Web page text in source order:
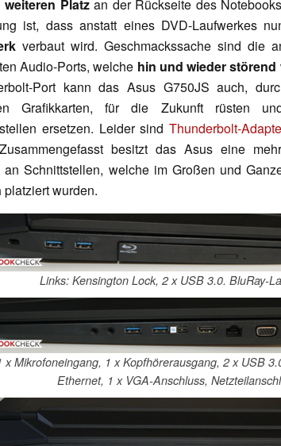
weiteren Platzan der Rückseite des
ist, dass anstatt eines DVD-Laufwerkes
verbaut wird. Geschmackssache sind die
Audio-Ports, welche hin und wieder störend
Port kann das Asus G750JS auch,
Grafikkarten,für die Zukunftrüsten
ersetzen. Leider sind Thunderbolt-
besitzt das Asus eine
an Schnittstellen, welche im Großen und
platziert wurden.
Links: Kensington Lock, 2 x USB 3.0. BluRay-
x Mikrofoneingang, 1 x Kopfhörerausgang, 2 x USB
Ethernet, 1 x VGA-Anschluss,